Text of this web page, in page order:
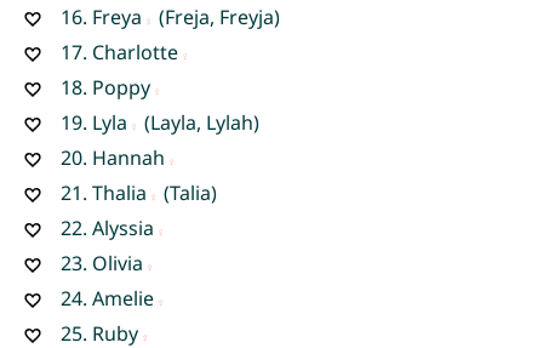
16. Freya
(Freja, Freyja)
17. Charlotte
18. Poppy
19. Lyla
(Layla, Lylah)
20. Hannah
21. Thalia
(Talia)
22. Alyssia
23. Olivia
24. Amelie
25. Ruby